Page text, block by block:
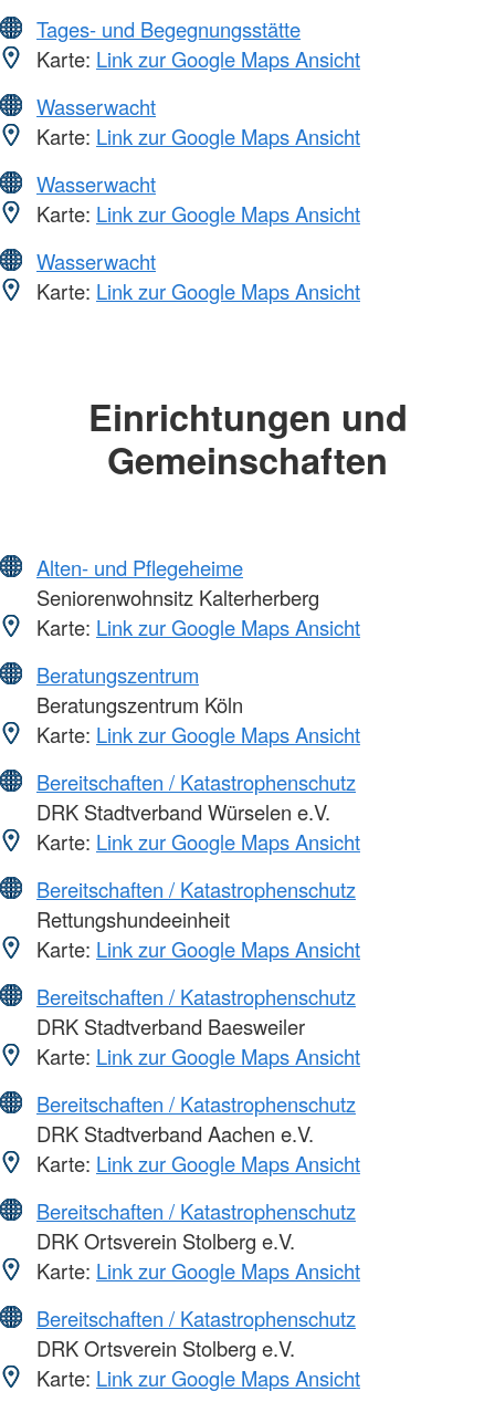
Tages- und Begegnungsstätte
Karte: Link zur Google Maps Ansicht
Wasserwacht
Karte: Link zur Google Maps Ansicht
Wasserwacht
Karte: Link zur Google Maps Ansicht
Wasserwacht
Karte: Link zur Google Maps Ansicht
Einrichtungen und
Gemeinschaften
Alten- und Pflegeheime
Seniorenwohnsitz Kalterherberg
Karte: Link zur Google Maps Ansicht
Beratungszentrum
Beratungszentrum Köln
Karte: Link zur Google Maps Ansicht
Bereitschaften / Katastrophenschutz
DRK Stadtverband Würselen e.V.
Karte: Link zur Google Maps Ansicht
Bereitschaften / Katastrophenschutz
Rettungshundeeinheit
Karte: Link zur Google Maps Ansicht
Bereitschaften / Katastrophenschutz
DRK Stadtverband Baesweiler
Karte: Link zur Google Maps Ansicht
Bereitschaften / Katastrophenschutz
DRK Stadtverband Aachen e.V.
Karte: Link zur Google Maps Ansicht
Bereitschaften / Katastrophenschutz
DRK Ortsverein Stolberg e.V.
Karte: Link zur Google Maps Ansicht
Bereitschaften / Katastrophenschutz
DRK Ortsverein Stolberg e.V.
Karte: Link zur Google Maps Ansicht